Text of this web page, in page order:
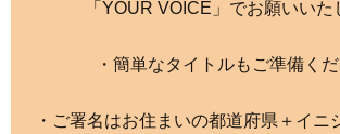
「YOUR VOICE」でお願いいた
・簡単なタイトルもご準備くだ
・ご署名はお住まいの都道府県＋イニ